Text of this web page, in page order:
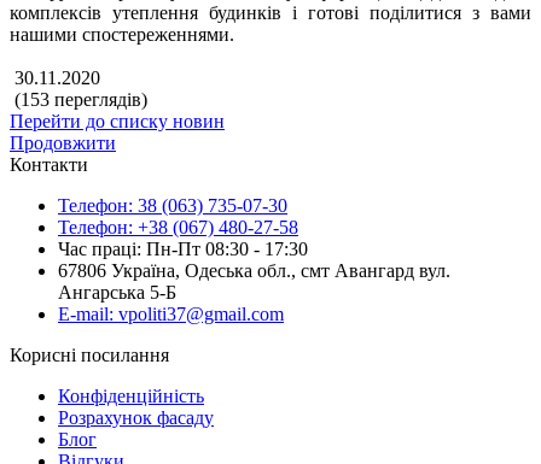
комплексів утеплення будинків і готові поділитися з вами
нашими спостереженнями.
30.11.2020
(153 переглядів)
Перейти до списку новин
Продовжити
Контакти
Телефон: 38 (063) 735-07-30
Телефон: +38 (067) 480-27-58
Час праці: Пн-Пт 08:30 - 17:30
67806 Україна, Одеська обл., смт Авангард вул.
Ангарська 5-Б
E-mail: vpoliti37@gmail.com
Корисні посилання
Конфіденційність
Розрахунок фасаду
Блог